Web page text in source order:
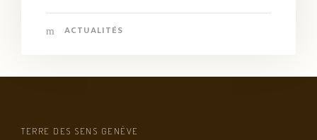
ACTUALITÉS
TERRE DES SENS GENÈVE